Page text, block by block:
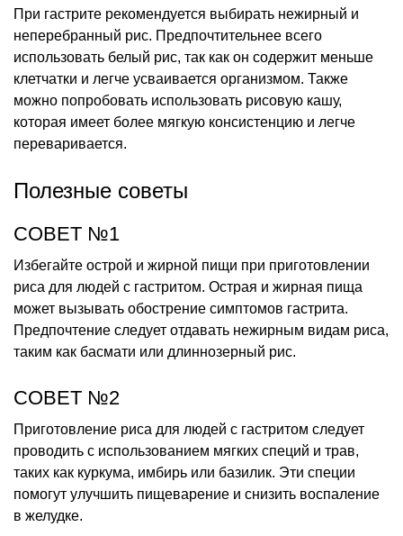
При гастрите рекомендуется выбирать нежирный и
неперебранный рис. Предпочтительнее всего
использовать белый рис, так как он содержит меньше
клетчатки и легче усваивается организмом. Также
можно попробовать использовать рисовую кашу,
которая имеет более мягкую консистенцию и легче
переваривается.
Полезные советы
СОВЕТ №1
Избегайте острой и жирной пищи при приготовлении
риса для людей с гастритом. Острая и жирная пища
может вызывать обострение симптомов гастрита.
Предпочтение следует отдавать нежирным видам риса,
таким как басмати или длиннозерный рис.
СОВЕТ №2
Приготовление риса для людей с гастритом следует
проводить с использованием мягких специй и трав,
таких как куркума, имбирь или базилик. Эти специи
помогут улучшить пищеварение и снизить воспаление
в желудке.